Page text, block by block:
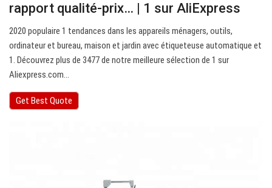
rapport qualité-prix… | 1 sur AliExpress
2020 populaire 1 tendances dans les appareils ménagers, outils,
ordinateur et bureau, maison et jardin avec étiqueteuse automatique et
1. Découvrez plus de 3477 de notre meilleure sélection de 1 sur
Aliexpress.com…
Get Best Quote